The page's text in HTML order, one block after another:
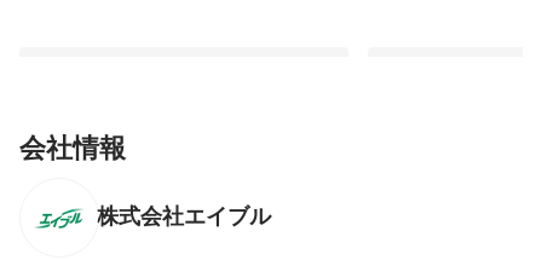
エイブルの給与事情のウラ側、お伝えしま
会社情報
株式会社エイブル